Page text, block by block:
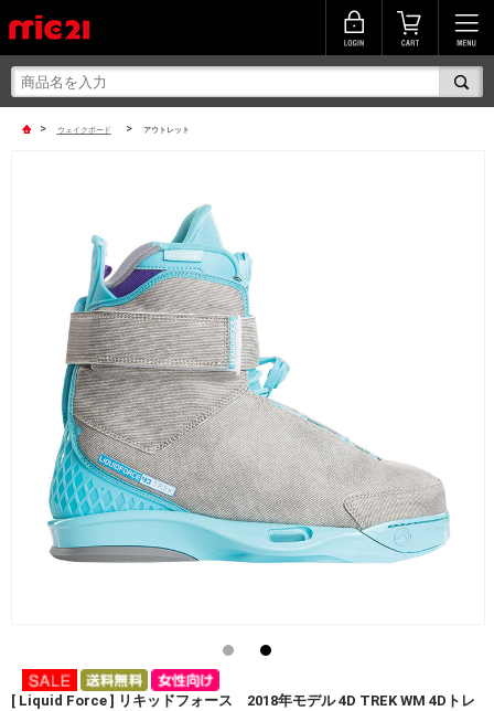
> ウェイクボード > アウトレット
[ Liquid Force ] リキッドフォース 2018年モデル 4D TREK WM 4Dトレ